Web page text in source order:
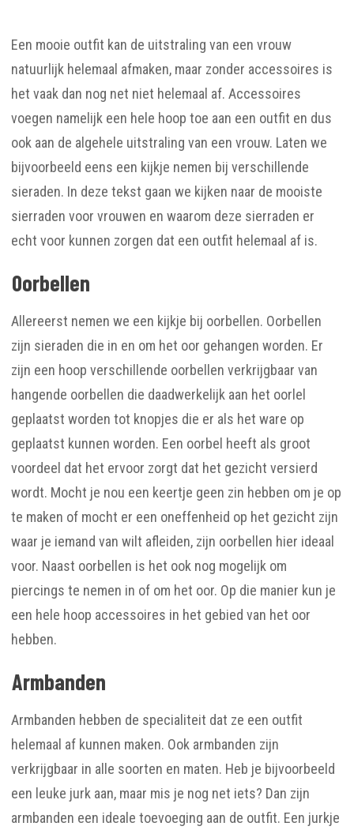
Een mooie outfit kan de uitstraling van een vrouw
natuurlijk helemaal afmaken, maar zonder accessoires is
het vaak dan nog net niet helemaal af. Accessoires
voegen namelijk een hele hoop toe aan een outfit en dus
ook aan de algehele uitstraling van een vrouw. Laten we
bijvoorbeeld eens een kijkje nemen bij verschillende
sieraden. In deze tekst gaan we kijken naar de mooiste
sierraden voor vrouwen en waarom deze sierraden er
echt voor kunnen zorgen dat een outfit helemaal af is.
Oorbellen
Allereerst nemen we een kijkje bij oorbellen. Oorbellen
zijn sieraden die in en om het oor gehangen worden. Er
zijn een hoop verschillende oorbellen verkrijgbaar van
hangende oorbellen die daadwerkelijk aan het oorlel
geplaatst worden tot knopjes die er als het ware op
geplaatst kunnen worden. Een oorbel heeft als groot
voordeel dat het ervoor zorgt dat het gezicht versierd
wordt. Mocht je nou een keertje geen zin hebben om je op
te maken of mocht er een oneffenheid op het gezicht zijn
waar je iemand van wilt afleiden, zijn oorbellen hier ideaal
voor. Naast oorbellen is het ook nog mogelijk om
piercings te nemen in of om het oor. Op die manier kun je
een hele hoop accessoires in het gebied van het oor
hebben.
Armbanden
Armbanden hebben de specialiteit dat ze een outfit
helemaal af kunnen maken. Ook armbanden zijn
verkrijgbaar in alle soorten en maten. Heb je bijvoorbeeld
een leuke jurk aan, maar mis je nog net iets? Dan zijn
armbanden een ideale toevoeging aan de outfit. Een jurkje